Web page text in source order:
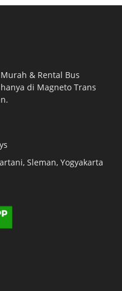
& Rental Bus
di Magneto Trans
Sleman, Yogyakarta